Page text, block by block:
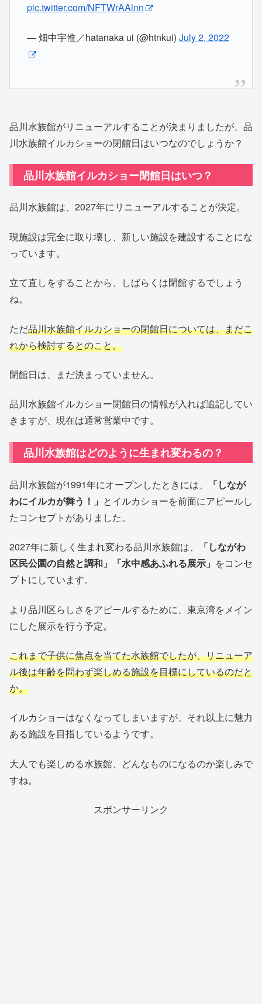
pic.twitter.com/NFTWrAAlnn
— 畑中宇惟／hatanaka ui (@htnkui) July 2, 2022
品川水族館がリニューアルすることが決まりましたが、品
川水族館イルカショーの閉館日はいつなのでしょうか？
品川水族館イルカショー閉館日はいつ？
品川水族館は、2027年にリニューアルすることが決定。
現施設は完全に取り壊し、新しい施設を建設することにな
っています。
立て直しをすることから、しばらくは閉館するでしょう
ね。
ただ品川水族館イルカショーの閉館日については、まだこ
れから検討するとのこと。
閉館日は、まだ決まっていません。
品川水族館イルカショー閉館日の情報が入れば追記してい
きますが、現在は通常営業中です。
品川水族館はどのように生まれ変わるの？
品川水族館が1991年にオープンしたときには、
「しなが
わにイルカが舞う！」 とイルカショーを前面にアピールし
たコンセプトがありました。
2027年に新しく生まれ変わる品川水族館は、
「しながわ
区民公園の自然と調和」「水中感あふれる展示」 をコンセ
プトにしています。
より品川区らしさをアピールするために、東京湾をメイン
にした展示を行う予定。
これまで子供に焦点を当てた水族館でしたが、リニューア
ル後は年齢を問わず楽しめる施設を目標にしているのだと
か。
イルカショーはなくなってしまいますが、それ以上に魅力
ある施設を目指しているようです。
大人でも楽しめる水族館、どんなものになるのか楽しみで
すね。
スポンサーリンク